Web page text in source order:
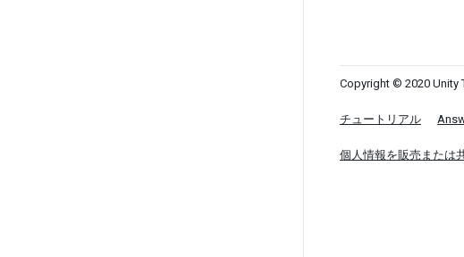
Copyright © 2020 Unity
チュートリアル
個人情報を販売または